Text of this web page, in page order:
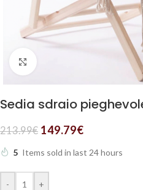
Sedia sdraio
213.99€ 149.79€
5 Items sold in last 24 hours
- +